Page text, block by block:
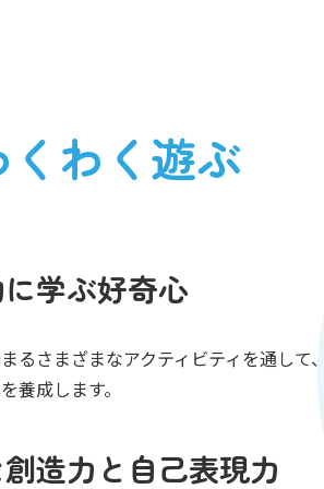
くわく遊ぶ
学ぶ好奇心
るさまざまなアクティビティを通して
養成します。
造力と自己表現力